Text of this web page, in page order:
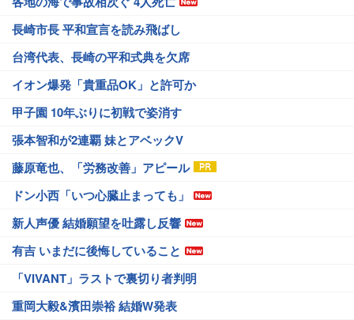
長崎市長 平和宣言を読み飛ばし
台湾代表、長崎の平和式典を欠席
イオン爆発「貴重品OK」と許可か
甲子園 10年ぶりに初戦で姿消す
張本智和が2連覇 妹とアベックV
藤原竜也、「労務改善」アピール
ドン小西「いつ心臓止まっても」
新人声優 結婚願望を吐露し反響
有吉 いまだに後悔していること
「VIVANT」ラストで裏切り者判明
重岡大毅&濱田崇裕 結婚W発表